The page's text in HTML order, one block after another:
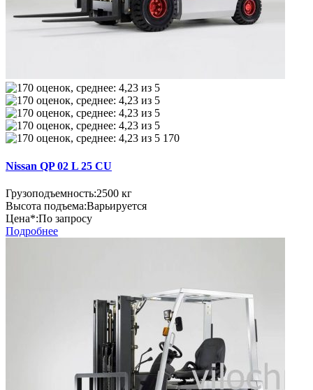
170
Nissan QP 02 L 25 CU
Грузоподъемность:2500 кг
Высота подъема:Варьируется
Цена*:По запросу
Подробнее